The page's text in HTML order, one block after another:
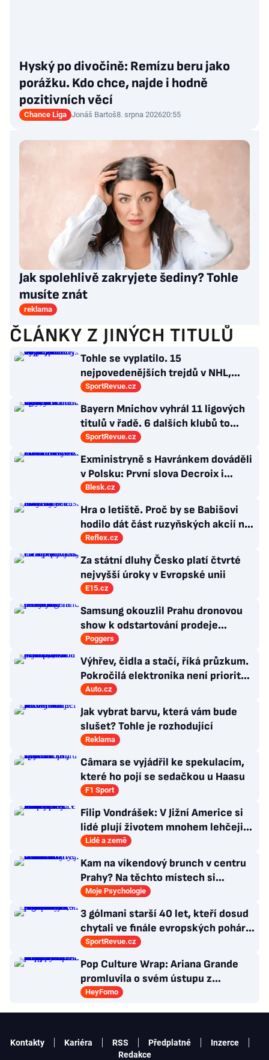
Hyský po divočině: Remízu beru jako
porážku. Kdo chce, najde i hodně
pozitivních věcí
Chance Liga Jonáš Bartoš8. srpna 202620:55
Jak spolehlivě zakryjete šediny? Tohle
musíte znát
reklama
ČLÁNKY Z JINÝCH TITULŮ
Tohle se vyplatilo. 15
nejpovedenějších trejdů v NHL,
které byly upečeny na poslední
SportRevue.cz
Bayern Mnichov vyhrál 11 ligových
titulů v řadě. 6 dalších klubů to
zvládlo také, některé i víckrát
SportRevue.cz
Exministryně s Havránkem dováděli
v Polsku: První slova Decroix i
Havránkové!
Blesk.cz
Hra o letiště. Proč by se Babišovi
hodilo dát část ruzyňských akcií na
burzu?
Reflex.cz
Za státní dluhy Česko platí čtvrté
nejvyšší úroky v Evropské unii
E15.cz
Samsung okouzlil Prahu dronovou
show k odstartování prodeje
nových produktů
Poggers
Výhřev, čidla a stačí, říká průzkum.
Pokročilá elektronika není prioritou
zákazníků
Auto.cz
Jak vybrat barvu, která vám bude
slušet? Tohle je rozhodující
Reklama
Câmara se vyjádřil ke spekulacím,
které ho pojí se sedačkou u Haasu
F1 Sport
Filip Vondrášek: V Jižní Americe si
lidé plují životem mnohem lehčeji,
věci tolik neřeší
Lidé a země
Kam na víkendový brunch v centru
Prahy? Na těchto místech si
dlouhou snídani užívají i místní
Moje Psychologie
3 gólmani starší 40 let, kteří dosud
chytali ve finále evropských pohárů.
Všichni odešli ze hřiště jako
poražení
SportRevue.cz
Pop Culture Wrap: Ariana Grande
promluvila o svém ústupu z
veřejného života a Sophia z
HeyFomo
Kontakty Kariéra RSS Předplatné
Inzerce
Redakce